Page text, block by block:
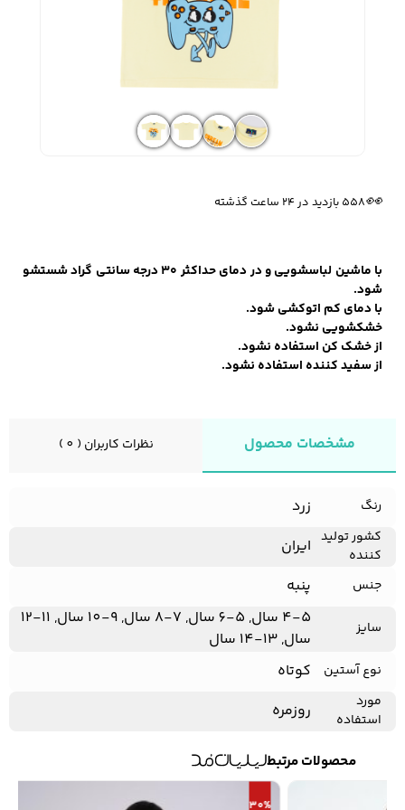
سویشرت و هودی
اکسسوری مردانه پوشت مردانه
کیف مردانه
کفش مردانه
با ماشین لباسشویی و در دمای حداکثر ۳۰ درجه سانتی گراد شستشو
شود.
با دمای کم اتوکشی شود.
خشکشویی نشود.
از خشک کن استفاده نشود.
از سفید کننده استفاده نشود.
👀558 بازدید در ۲۴ ساعت گذشته
مشخصات محصول نظرات کاربران ( 0 )
رنگ زرد
کشور تولید
کننده
ایران
جنس پنبه
سایز
4-5 سال, 5-6 سال, 7-8 سال, 9-10 سال, 11-12
سال, 13-14 سال
نوع آستین کوتاه
مورد
استفاده
روزمره
محصولات مرتبط
30%